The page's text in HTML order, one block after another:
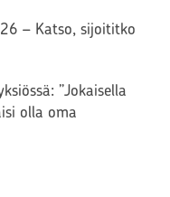
– Katso, sijoititko
”Jokaisella
olla oma